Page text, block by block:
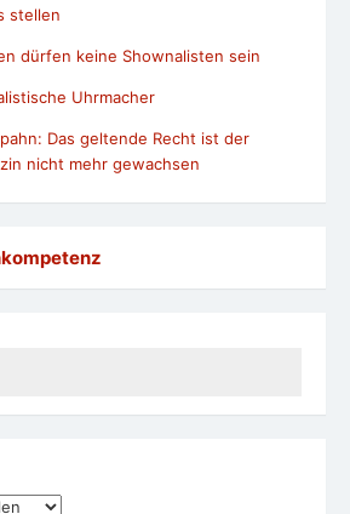
stellen
dürfen keine Shownalisten sein
Uhrmacher
Das geltende Recht ist der
nicht mehr gewachsen